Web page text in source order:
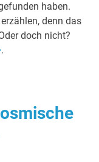
haben.
denn das
doch nicht?
.